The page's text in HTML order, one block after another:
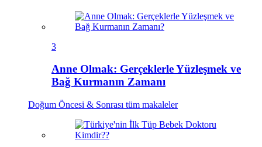
3
Anne Olmak: Gerçeklerle Yüzleşmek ve
Bağ Kurmanın Zamanı
Doğum Öncesi & Sonrası tüm makaleler